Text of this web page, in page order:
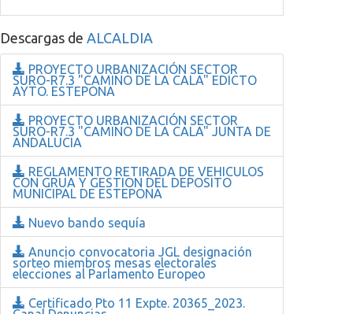
Descargas de ALCALDIA
PROYECTO URBANIZACIÓN SECTOR
SURO-R7.3 "CAMINO DE LA CALA" EDICTO
AYTO. ESTEPONA
PROYECTO URBANIZACIÓN SECTOR
SURO-R7.3 "CAMINO DE LA CALA" JUNTA DE
ANDALUCIA
REGLAMENTO RETIRADA DE VEHICULOS
CON GRUA Y GESTION DEL DEPOSITO
MUNICIPAL DE ESTEPONA
Nuevo bando sequía
Anuncio convocatoria JGL designación
sorteo miembros mesas electorales
elecciones al Parlamento Europeo
Certificado Pto 11 Expte. 20365_2023.